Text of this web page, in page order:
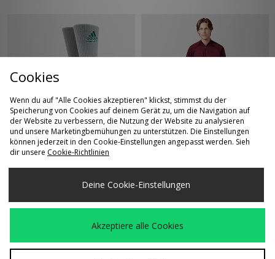
SCHNELLKAUF
adidas Originals EQT
War
SCHNELLKAUF
Cookies
Wenn du auf "Alle Cookies akzeptieren" klickst, stimmst du der
Speicherung von Cookies auf deinem Gerät zu, um die Navigation auf
der Website zu verbessern, die Nutzung der Website zu analysieren
und unsere Marketingbemühungen zu unterstützen. Die Einstellungen
können jederzeit in den Cookie-Einstellungen angepasst werden. Sieh
dir unsere Cookie-Richtlinien
Deine Cookie-Einstellungen
Akzeptiere alle Cookies